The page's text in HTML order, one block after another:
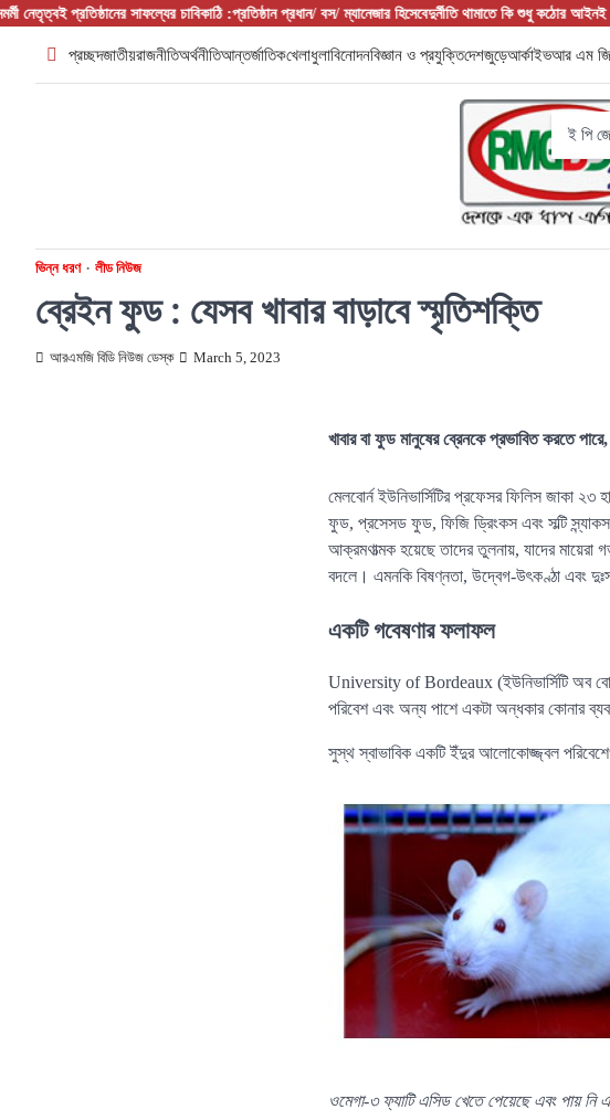
Skip
content
সাফল্যের চাবিকাঠি :প্রতিষ্ঠান প্রধান/ বস/ ম্যানেজার হিসেবেদুর্নীতি থামাতে কি শুধু কঠোর আইনই যথেষ্ট?ফরিদপুরের
প্রচ্ছদজাতীয়রাজনীতিঅর্থনীতিআন্তর্জাতিকখেলাধুলাবিনোদনবিজ্ঞান ও প্রযুক্তিদেশজুড়েআর্কাইভআর এম
ই পি
ভিন্ন ধরণ লীড নিউজ
ব্রেইন ফুড : যেসব খাবার বাড়াবে স্মৃতিশক্তি
আরএমজি বিডি নিউজ ডেস্ক March 5, 2023
খাবার বা ফুড মানুষের ব্রেনকে প্রভাবিত করতে
মেলবোর্ন ইউনিভার্সিটির প্রফেসর ফিলিস জাকা ২৩
ফুড, প্রসেসড ফুড, ফিজি ড্রিংকস এবং সল্টি
আক্রমণাত্মক হয়েছে তাদের তুলনায়, যাদের মায়েরা
বদলে। এমনকি বিষণ্নতা, উদ্বেগ-উৎকণ্ঠা এবং
একটি গবেষণার ফলাফল
University of Bordeaux (ইউনিভার্সিটি অব
পরিবেশ এবং অন্য পাশে একটা অন্ধকার কোনার
সুস্থ স্বাভাবিক একটি ইঁদুর আলোকোজ্জ্বল
ওমেগা-৩ ফ্যাটি এসিড খেতে পেয়েছে এবং পায় নি